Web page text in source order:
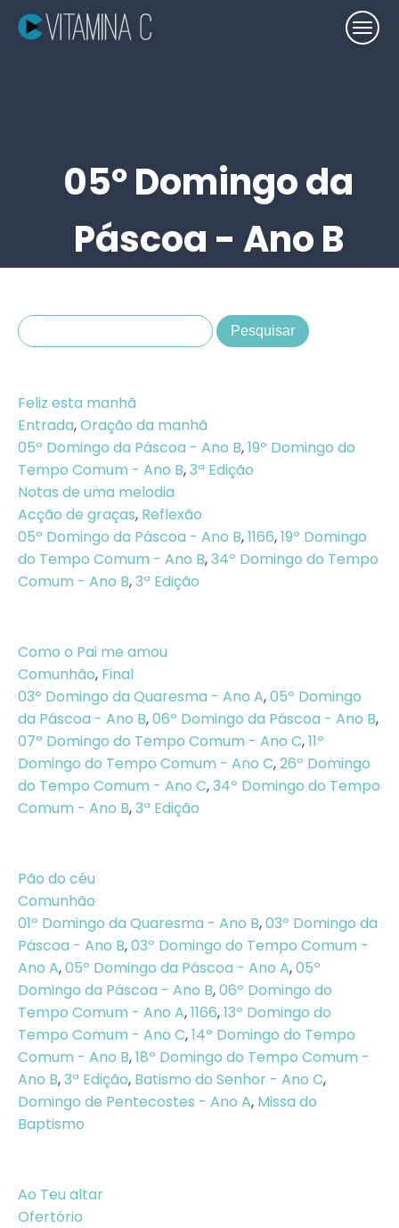
05º Domingo da
Páscoa - Ano B
Feliz esta manhã
Entrada,Oração da manhã
05º Domingo da Páscoa - Ano B,19º Domingo do
Tempo Comum - Ano B,3ª Edição
Notas de uma melodia
Acção de graças, Reflexão
05º Domingo da Páscoa - Ano B,1166,19º Domingo
do Tempo Comum - Ano B,34º Domingo do Tempo
Comum - Ano B,3ª Edição
Como o Pai me amou
Comunhão, Final
03º Domingo da Quaresma - Ano A,05º Domingo
da Páscoa - Ano B,06º Domingo da Páscoa - Ano B,
07º Domingo do Tempo Comum - Ano C,11º
Domingo do Tempo Comum - Ano C,26º Domingo
do Tempo Comum - Ano C,34º Domingo do Tempo
Comum - Ano B,3ª Edição
Pão do céu
Comunhão
01º Domingo da Quaresma - Ano B,03º Domingo da
Páscoa - Ano B,03º Domingo do Tempo Comum -
Ano A,05º Domingo da Páscoa - Ano A,05º
Domingo da Páscoa - Ano B,06º Domingo do
Tempo Comum - Ano A,1166,13º Domingo do
Tempo Comum - Ano C,14º Domingo do Tempo
Comum - Ano B,18º Domingo do Tempo Comum -
Ano B,3ª Edição, Batismo do Senhor - Ano C,
Domingo de Pentecostes - Ano A, Missa do
Baptismo
Ao Teu altar
Ofertório